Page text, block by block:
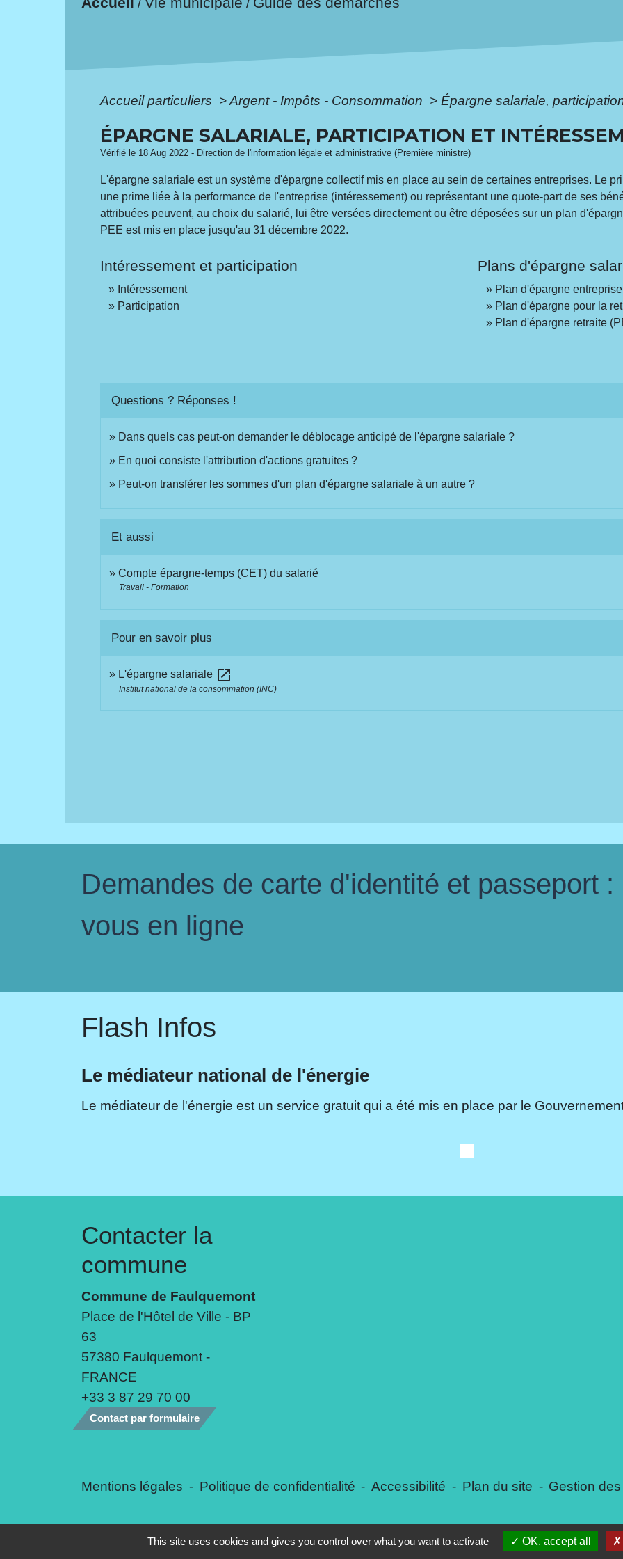
/ /
Accueil particuliers >Argent - Impôts - Consommation > Épargne salariale,
ÉPARGNE SALARIALE, PARTICIPATION ET
Vérifié le 18 Aug 2022 - Direction de l'information légale et administrative (Première ministre)
L'épargne salariale est un système d'épargne collectif mis en place au sein de certaines entreprises. Le
une prime liée à la performance de l'entreprise (intéressement) ou représentant une quote-part de ses
attribuées peuvent, au choix du salarié, lui être versées directement ou être déposées sur un plan
PEE est mis en place jusqu'au 31 décembre 2022.
Intéressement et participation
Intéressement
Participation
Plans d'épargne
Plan d'épargne
Plan d'épargne pour la
Plan d'épargne retraite
Questions ? Réponses !
Dans quels cas peut-on demander le déblocage anticipé de l'épargne salariale ?
En quoi consiste l'attribution d'actions gratuites ?
Peut-on transférer les sommes d'un plan d'épargne salariale à un autre ?
Et aussi
Compte épargne-temps (CET) du salarié
Travail - Formation
Pour en savoir plus
L'épargne salariale open_in_new
Institut national de la consommation (INC)
Demandes de carte d'identité et passeport
vous en ligne
Flash Infos
Le médiateur national de l'énergie
Le médiateur de l'énergie est un service gratuit qui a été mis en place par le
Contacter la
commune
Commune de Faulquemont
Place de l'Hôtel de Ville - BP
63
57380 Faulquemont -
FRANCE
+33 3 87 29 70 00
Contact par formulaire
Mentions légales - Politique de confidentialité - Accessibilité - Plan du site - Gestion
Site créé en partenariat avec Réseau des Communes
This site uses cookies and gives you control over what you want to activate OK, accept all